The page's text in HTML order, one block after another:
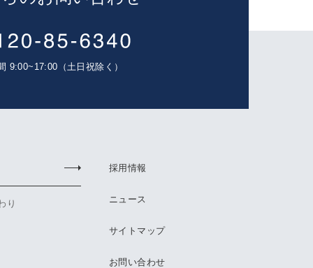
9:00~17:00（土日祝除く）
り
採用情報
ニュース
サイトマップ
お問い合わせ